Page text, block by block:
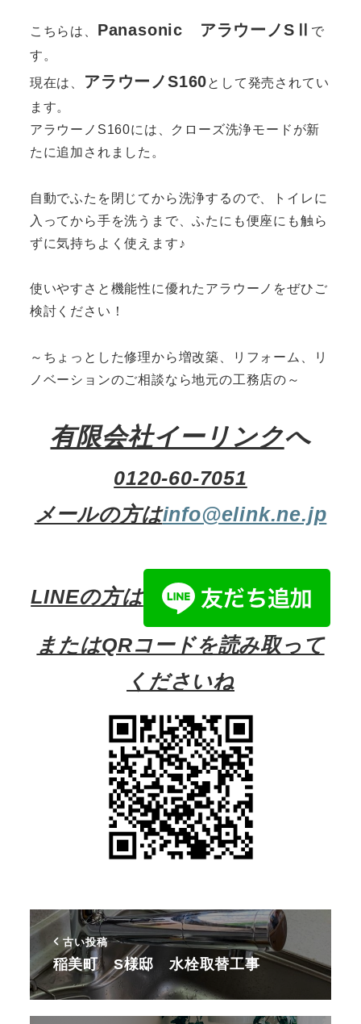
こちらは、 Panasonic アラウーノSⅡ
で
す。
現在は、
アラウーノS160として発売されてい
ます。
アラウーノS160には、クローズ洗浄モードが新
たに追加されました。
自動でふたを閉じてから洗浄するので、トイレに
入ってから手を洗うまで、ふたにも便座にも触ら
ずに気持ちよく使えます♪
使いやすさと機能性に優れたアラウーノをぜひご
検討ください！
～ちょっとした修理から増改築、リフォーム、リ
ノベーションのご相談なら地元の工務店の～
有限会社イーリンクへ
0120-60-7051
メールの方はinfo@elink.ne.jp
LINEの方は
またはQRコードを読み取って
くださいね
古い投稿
稲美町 S様邸 水栓取替工事